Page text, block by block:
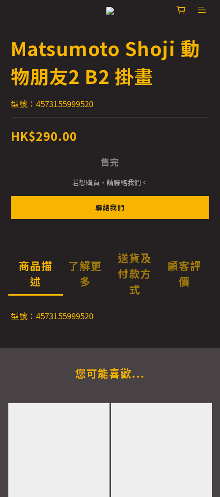
Matsumoto Shoji 動
物朋友2 B2 掛畫
型號：4573155999520
HK$290.00
售完
若想購買，請聯絡我們。
聯絡我們
商品描
述
了解更
多
送貨及
付款方
式
顧客評
價
型號：4573155999520
您可能喜歡...